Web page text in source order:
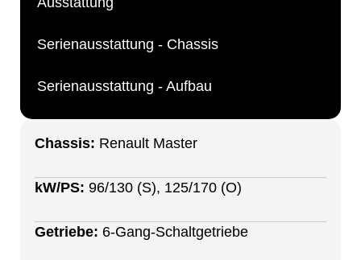
Serienausstattung - Chassis
Serienausstattung - Aufbau
Chassis: Renault Master
kW/PS: 96/130 (S), 125/170 (O)
Getriebe: 6-Gang-Schaltgetriebe